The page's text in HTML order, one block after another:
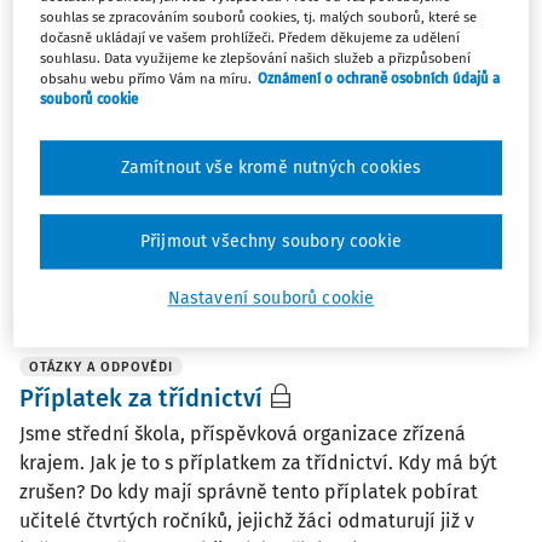
OTÁZKY A ODPOVĚDI
Zvláštní příplatek za třídnictví za poměrnou
část měsíce
musí dostat obě učitelky celou měsíční částku zvláštního
příplatku nebo dostane každá poměrnou část příplatku,
po kterou třídnictví vykonává?
Mgr. Martin Kaplán
/ 1 minuta čtení
OTÁZKY A ODPOVĚDI
Příplatek za třídnictví
Jsme střední škola, příspěvková organizace zřízená
krajem. Jak je to s příplatkem za třídnictví. Kdy má být
zrušen? Do kdy mají správně tento příplatek pobírat
učitelé čtvrtých ročníků, jejichž žáci odmaturují již v
souhlas se zpracováním souborů cookies, tj. malých souborů, které se
dočasně ukládají ve vašem prohlížeči. Předem děkujeme za udělení
souhlasu. Data využijeme ke zlepšování našich služeb a přizpůsobení
obsahu webu přímo Vám na míru. Oznámení o ochraně osobních údajů a
souborů cookie
Nastavení souborů cookie
Zamítnout vše kromě nutných cookies
Přijmout všechny soubory cookie